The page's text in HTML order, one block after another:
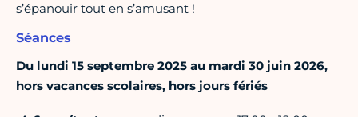
s’épanouir tout en s’amusant !
Séances
Du lundi 15 septembre 2025 au mardi 30 juin 2026,
hors vacances scolaires, hors jours fériés